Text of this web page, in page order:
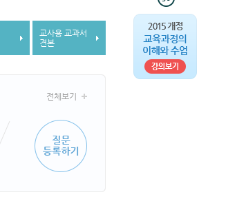
교사용 교과서
견본
전체보기